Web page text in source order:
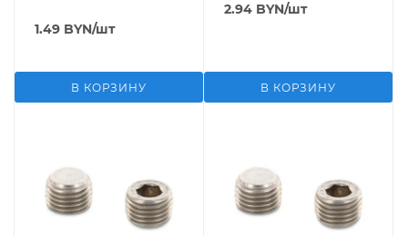
1.49 BYN/шт
В КОРЗИНУ
2.94 BYN/шт
В КОРЗИНУ